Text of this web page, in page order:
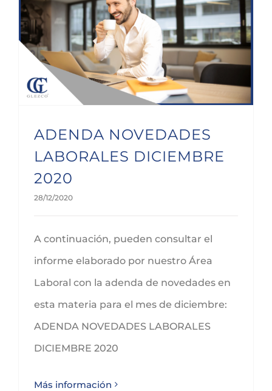
ADENDA NOVEDADES
LABORALES DICIEMBRE
2020
28/12/2020
A continuación, pueden consultar el
informe elaborado por nuestro Área
Laboral con la adenda de novedades en
esta materia para el mes de diciembre:
ADENDA NOVEDADES LABORALES
DICIEMBRE 2020
Más información